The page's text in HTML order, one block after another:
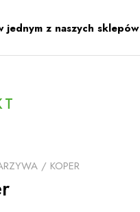
z naszych sklepów
/ KOPER